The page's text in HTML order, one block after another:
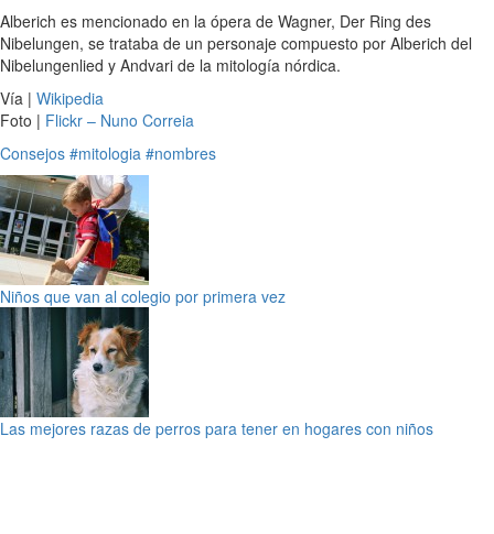
Alberich es mencionado en la ópera de Wagner, Der Ring des
Nibelungen, se trataba de un personaje compuesto por Alberich del
Nibelungenlied y Andvari de la mitología nórdica.
Vía | Wikipedia
Foto | Flickr – Nuno Correia
Consejos #mitologia #nombres
Niños que van al colegio por primera vez
Las mejores razas de perros para tener en hogares con niños